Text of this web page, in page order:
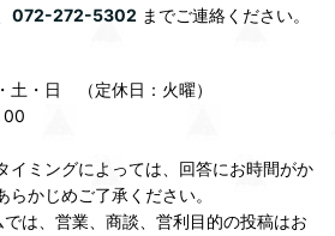
072-272-5302 までご連絡ください。
土・日 （定休日：火曜）
00
イミングによっては、回答にお時間がか
かじめご了承ください。
は、営業、商談、営利目的の投稿はお